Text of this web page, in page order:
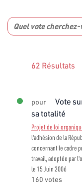
62 Résultats
pour
Vote
sa totalité
Projet de loi
l'adhésion de la
concernant le cadre
travail, adoptée par
le 15 Juin 2006
160 votes